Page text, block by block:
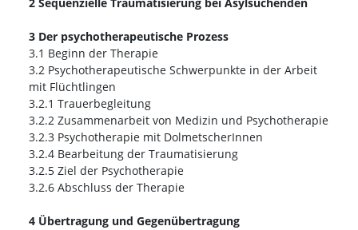
3 Der psychotherapeutische Prozess
3.1 Beginn der Therapie
3.2 Psychotherapeutische Schwerpunkte in der Arbeit
mit Flüchtlingen
3.2.1 Trauerbegleitung
3.2.2 Zusammenarbeit von Medizin und Psychotherapie
3.2.3 Psychotherapie mit DolmetscherInnen
3.2.4 Bearbeitung der Traumatisierung
3.2.5 Ziel der Psychotherapie
3.2.6 Abschluss der Therapie
4 Übertragung und Gegenübertragung